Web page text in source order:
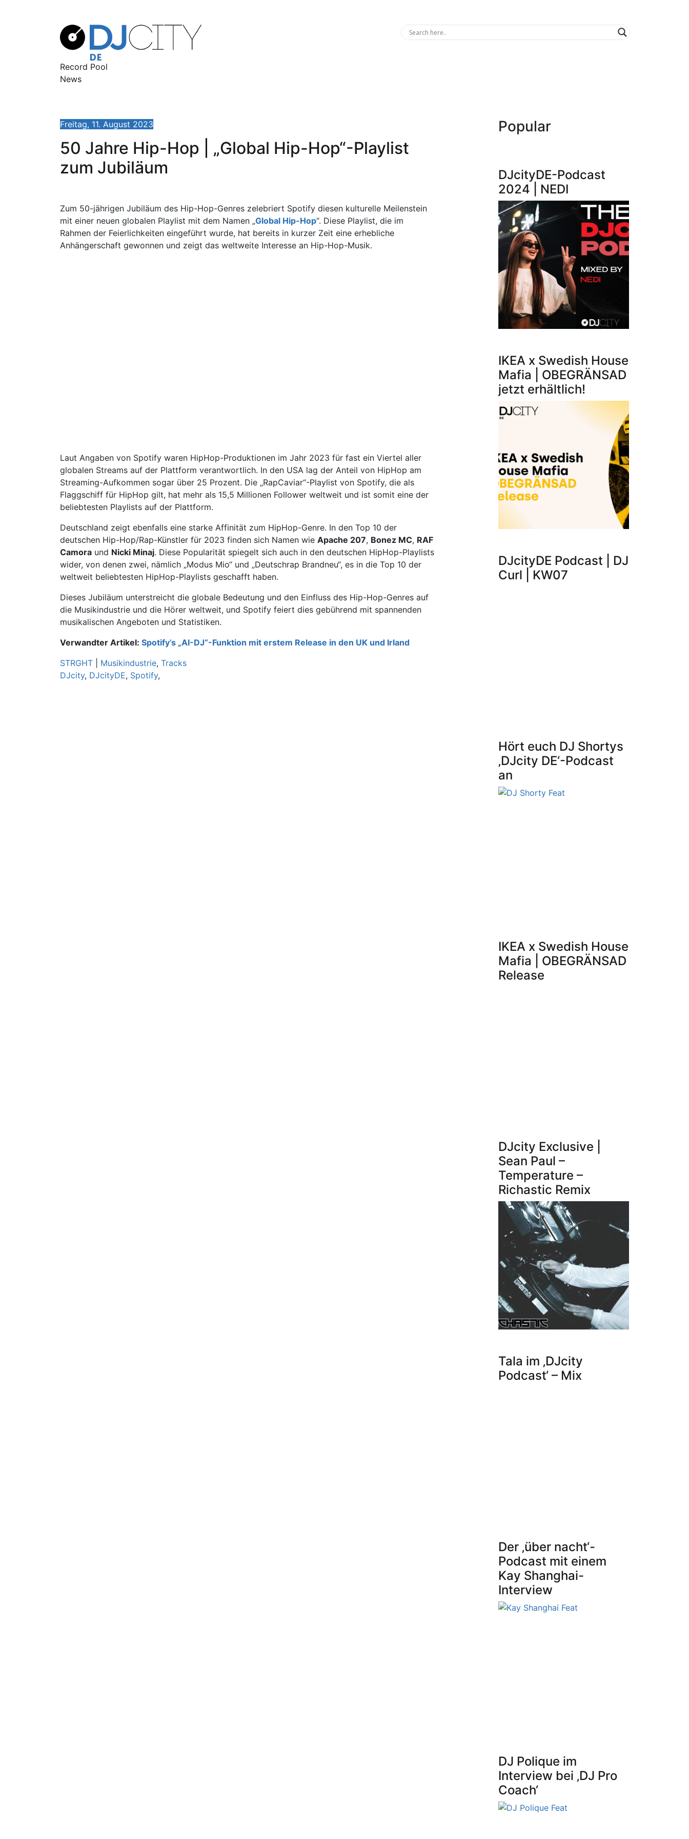
Record Pool
News
Freitag, 11. August 2023
50 Jahre Hip-Hop | „Global Hip-Hop“-Playlist
zum Jubiläum
Zum 50-jährigen Jubiläum des Hip-Hop-Genres zelebriert Spotify diesen kulturelle Meilenstein
mit einer neuen globalen Playlist mit dem Namen „Global Hip-Hop“. Diese Playlist, die im
Rahmen der Feierlichkeiten eingeführt wurde, hat bereits in kurzer Zeit eine erhebliche
Anhängerschaft gewonnen und zeigt das weltweite Interesse an Hip-Hop-Musik.
Laut Angaben von Spotify waren HipHop-Produktionen im Jahr 2023 für fast ein Viertel aller
globalen Streams auf der Plattform verantwortlich. In den USA lag der Anteil von HipHop am
Streaming-Aufkommen sogar über 25 Prozent. Die „RapCaviar“-Playlist von Spotify, die als
Flaggschiff für HipHop gilt, hat mehr als 15,5 Millionen Follower weltweit und ist somit eine der
beliebtesten Playlists auf der Plattform.
Deutschland zeigt ebenfalls eine starke Affinität zum HipHop-Genre. In den Top 10 der
deutschen Hip-Hop/Rap-Künstler für 2023 finden sich Namen wie Apache 207, Bonez MC, RAF
Camora und Nicki Minaj. Diese Popularität spiegelt sich auch in den deutschen HipHop-Playlists
wider, von denen zwei, nämlich „Modus Mio“ und „Deutschrap Brandneu“, es in die Top 10 der
weltweit beliebtesten HipHop-Playlists geschafft haben.
Dieses Jubiläum unterstreicht die globale Bedeutung und den Einfluss des Hip-Hop-Genres auf
die Musikindustrie und die Hörer weltweit, und Spotify feiert dies gebührend mit spannenden
musikalischen Angeboten und Statistiken.
Verwandter Artikel: Spotify’s „AI-DJ“-Funktion mit erstem Release in den UK und Irland
STRGHT
Musikindustrie, Tracks
DJcity, DJcityDE, Spotify,
Popular
DJcityDE-Podcast
2024 | NEDI
IKEA x Swedish House
Mafia | OBEGRÄNSAD
jetzt erhältlich!
DJcityDE Podcast | DJ
Curl | KW07
Hört euch DJ Shortys
‚DJcity DE‘-Podcast
an
IKEA x Swedish House
Mafia | OBEGRÄNSAD
Release
DJcity Exclusive |
Sean Paul –
Temperature –
Richastic Remix
Tala im ‚DJcity
Podcast‘ – Mix
Der ‚über nacht‘-
Podcast mit einem
Kay Shanghai-
Interview
DJ Polique im
Interview bei ‚DJ Pro
Coach‘